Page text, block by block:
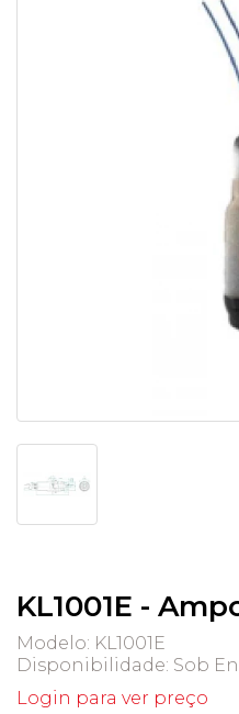
KL1001E -
Modelo: KL1001E
Disponibilidade: Sob
Login para ver preço